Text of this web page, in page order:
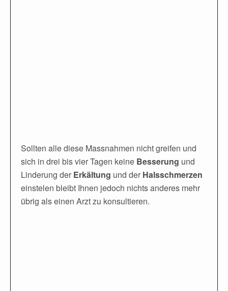
Sollten alle diese Massnahmen nicht greifen und
sich in drei bis vier Tagen keine Besserung und
Linderung der Erkältung und der Halsschmerzen
einstelen bleibt Ihnen jedoch nichts anderes mehr
übrig als einen Arzt zu konsultieren.